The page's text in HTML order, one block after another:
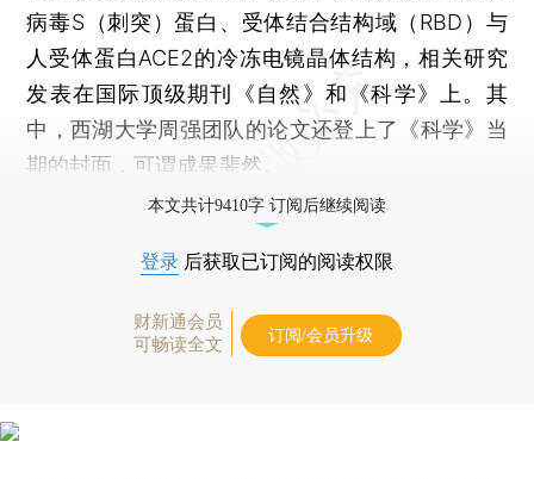
病毒S（刺突）蛋白、受体结合结构域（RBD）与
人受体蛋白ACE2的冷冻电镜晶体结构，相关研究
发表在国际顶级期刊《自然》和《科学》上。其
中，西湖大学周强团队的论文还登上了《科学》当
期的封面，可谓成果斐然。
本文共计9410字 订阅后继续阅读
登录 后获取已订阅的阅读权限
财新通会员
可畅读全文
订阅/会员升级